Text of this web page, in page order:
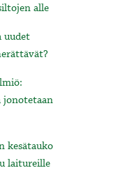
alle
uudet
kesätauko
laitureille